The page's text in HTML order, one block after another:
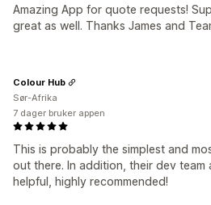
Amazing App for quote requests!
great as well. Thanks James and
This is probably the simplest and
out there. In addition, their dev team
helpful, highly recommended!
Colour Hub
Sør-Afrika
7 dager bruker appen